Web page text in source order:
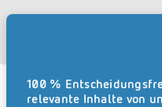
100 %
relevante Inhalte von
Webinare, Messen und